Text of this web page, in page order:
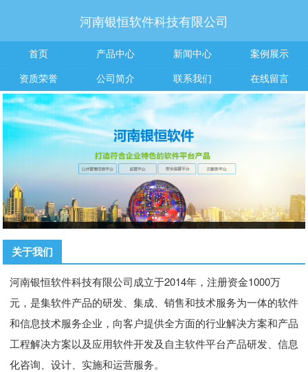
河南银恒软件科技有限公司
首页 产品中心 新闻中心
案例展示
资质荣誉
公司简介 联系我们 在线留言
关于我们
河南银恒软件科技有限公司成立于2014年，注册资金1000万
元，是集软件产品的研发、集成、销售和技术服务为一体的软件
和信息技术服务企业，向客户提供全方面的行业解决方案和产品
工程解决方案以及应用软件开发及自主软件平台产品研发、信息
化咨询、设计、实施和运营服务。